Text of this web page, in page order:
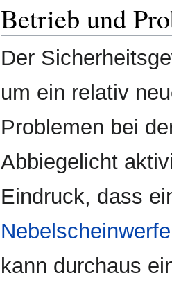
Betrieb und
Der
um ein relativ
Problemen bei
Abbiegelicht
Eindruck, dass
kann durchaus